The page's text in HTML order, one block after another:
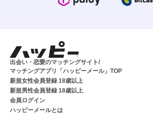
出会い・恋愛のマッチングサイト/
マッチングアプリ「ハッピーメール」TOP
新規女性会員登録 18歳以上
新規男性会員登録 18歳以上
会員ログイン
ハッピーメールとは